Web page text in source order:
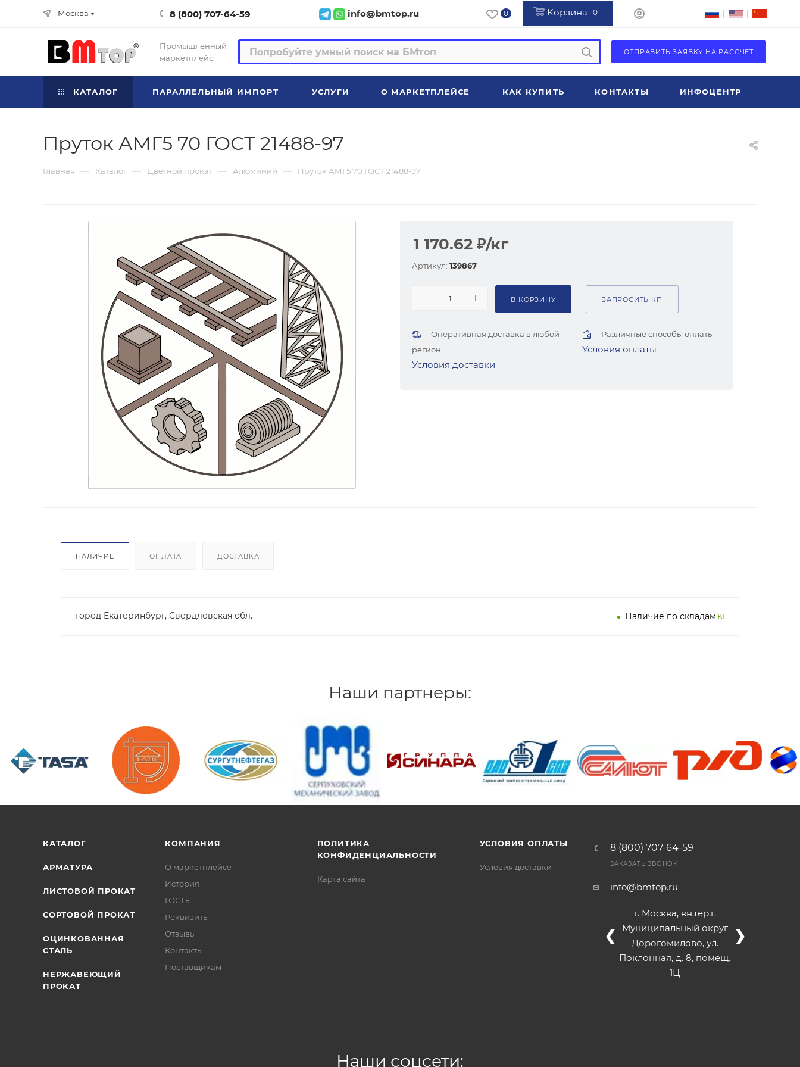
Москва 8 (800) 707-64-59 info@bmtop.ru 0 Корзина 0 | |
Промышленный
маркетплейс
ОТПРАВИТЬ ЗАЯВКУ НА РАССЧЕТ
КАТАЛОГ ПАРАЛЛЕЛЬНЫЙ ИМПОРТ УСЛУГИ О МАРКЕТПЛЕЙСЕ КАК КУПИТЬ КОНТАКТЫ ИНФОЦЕНТР
Пруток АМГ5 70 ГОСТ 21488-97
Главная — Каталог — Цветной прокат — Алюминий — Пруток АМГ5 70 ГОСТ 21488-97
1 170.62 ₽/кг
Артикул: 139867
В КОРЗИНУ ЗАПРОСИТЬ КП
Оперативная доставка в любой
регион
Условия доставки
Различные способы оплаты
Условия оплаты
НАЛИЧИЕ ОПЛАТА ДОСТАВКА
город Екатеринбург, Свердловская обл. Наличие по складам кг
Наши партнеры:
КАТАЛОГ
АРМАТУРА
ЛИСТОВОЙ ПРОКАТ
СОРТОВОЙ ПРОКАТ
ОЦИНКОВАННАЯ
СТАЛЬ
НЕРЖАВЕЮЩИЙ
ПРОКАТ
КОМПАНИЯ
О маркетплейсе
История
ГОСТы
Реквизиты
Отзывы
Контакты
Поставщикам
ПОЛИТИКА
КОНФИДЕНЦИАЛЬНОСТИ
Карта сайта
УСЛОВИЯ ОПЛАТЫ
Условия доставки
8 (800) 707-64-59
ЗАКАЗАТЬ ЗВОНОК
info@bmtop.ru
г. Москва, вн.тер.г.
Муниципальный округ
Дорогомилово, ул.
Поклонная, д. 8, помещ.
1Ц
❮ ❯
Наши соцсети: